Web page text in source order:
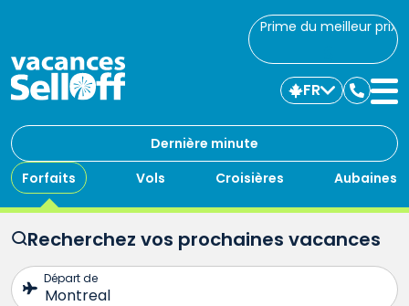
Prime du meilleur prix
Dernière minute
Forfaits
Vols Croisières Aubaines
FR
avec
Recherchez vos prochaines vacances